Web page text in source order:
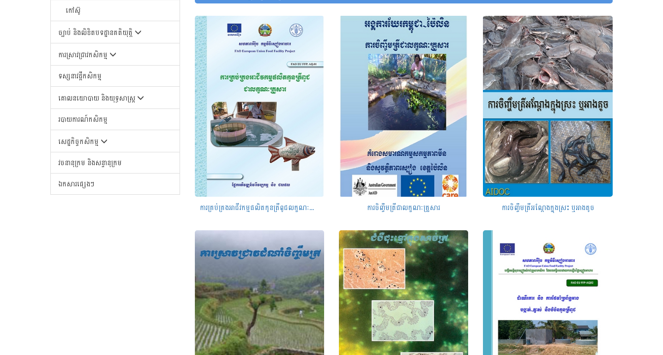
កៅស៊ូ
ច្បាប់ និងលិខិតបទដ្ឋានគតិយុត្តិ
ការស្រាវជ្រាវកសិកម្ម
ទស្សនាវដ្តីកសិកម្ម
គោលនយោបាយ និងយុទ្ធសាស្រ្ត
របាយការណ៍កសិកម្ម
សេដ្ឋកិច្ចកសិកម្ម
វចនានុក្រម និងសន្ទានុក្រម
ឯកសារផ្សេងៗ
ការគ្រប់គ្រងអាជីវកម្មផលិតកូនត្រីពូជលក្ខណៈគ្រួសារ ខែកក្កដា ឆ្នាំ២០១១ ការចិញ្ចឹមត្រីជាលក្ខណៈគ្រួសារ ការចិញ្ចឹមត្រីអណ្តែងក្នុងស្រះ ឬអាងតូច